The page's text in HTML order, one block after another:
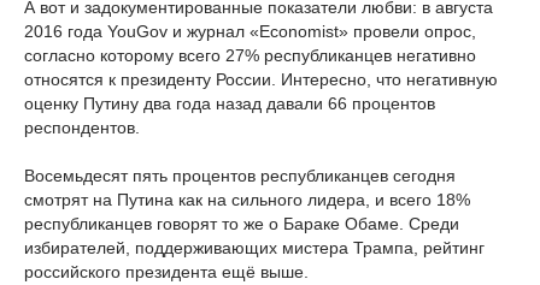
А вот и задокументированные показатели любви: в августа
2016 года YouGov и журнал «Economist» провели опрос,
согласно которому всего 27% республиканцев негативно
относятся к президенту России. Интересно, что негативную
оценку Путину два года назад давали 66 процентов
респондентов.
Восемьдесят пять процентов республиканцев сегодня
смотрят на Путина как на сильного лидера, и всего 18%
республиканцев говорят то же о Бараке Обаме. Среди
избирателей, поддерживающих мистера Трампа, рейтинг
российского президента ещё выше.